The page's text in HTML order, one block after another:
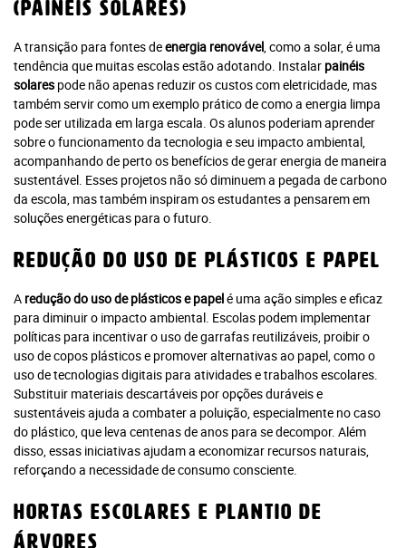
(Painéis Solares)
A transição para fontes deenergia renovável, como a solar, é uma
tendência que muitas escolas estão adotando. Instalar painéis
solares pode não apenas reduzir os custos com eletricidade, mas
também servir como um exemplo prático de como a energia limpa
pode ser utilizada em larga escala. Os alunos poderiam aprender
sobre o funcionamento da tecnologia e seu impacto ambiental,
acompanhando de perto os benefícios de gerar energia de maneira
sustentável. Esses projetos não só diminuem a pegada de carbono
da escola, mas também inspiram os estudantes a pensarem em
soluções energéticas para o futuro.
Redução do Uso de Plásticos e Papel
A redução do uso de plásticos e papelé uma ação simples e eficaz
para diminuir o impacto ambiental. Escolas podem implementar
políticas para incentivar o uso de garrafas reutilizáveis, proibir o
uso de copos plásticos e promover alternativas ao papel, como o
uso de tecnologias digitais para atividades e trabalhos escolares.
Substituir materiais descartáveis por opções duráveis e
sustentáveis ajuda a combater a poluição, especialmente no caso
do plástico, que leva centenas de anos para se decompor. Além
disso, essas iniciativas ajudam a economizar recursos naturais,
reforçando a necessidade de consumo consciente.
Hortas Escolares e Plantio de
Árvores
Você atingiu o limite de acessos